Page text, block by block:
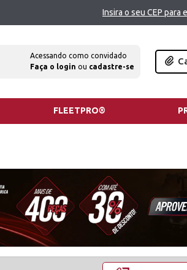
Insira o seu CEP para
Acessando como convidado
Faça o login ou cadastre-se
FLEETPRO®